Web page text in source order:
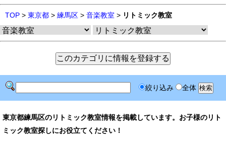
TOP > 東京都 > 練馬区 > 音楽教室 > リトミック教室
絞り込み 全体
東京都練馬区のリトミック教室情報を掲載しています。お子様のリト
ミック教室探しにお役立てください！